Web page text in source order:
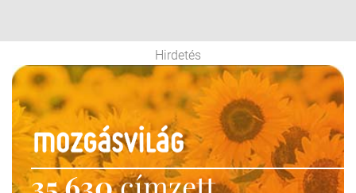
Hirdetés